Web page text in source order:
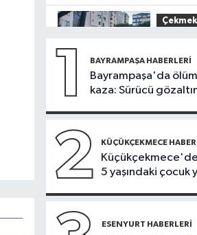
yıkılan
5 katlı
3 araca
23:30'Sınav
1 BAYRAMPAŞA HABERLERI
Bayrampaşa'da
kaza: Sürücü
2 KÜÇÜKÇEKMECE
5 yaşındaki çocuk
ESENYURT HABERLERI